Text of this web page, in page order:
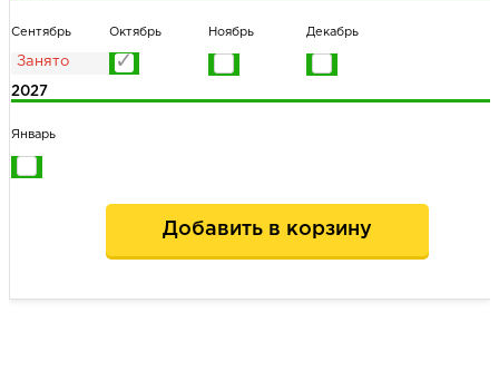
Сентябрь Октябрь Ноябрь Декабрь
2027
Январь
Добавить в корзину